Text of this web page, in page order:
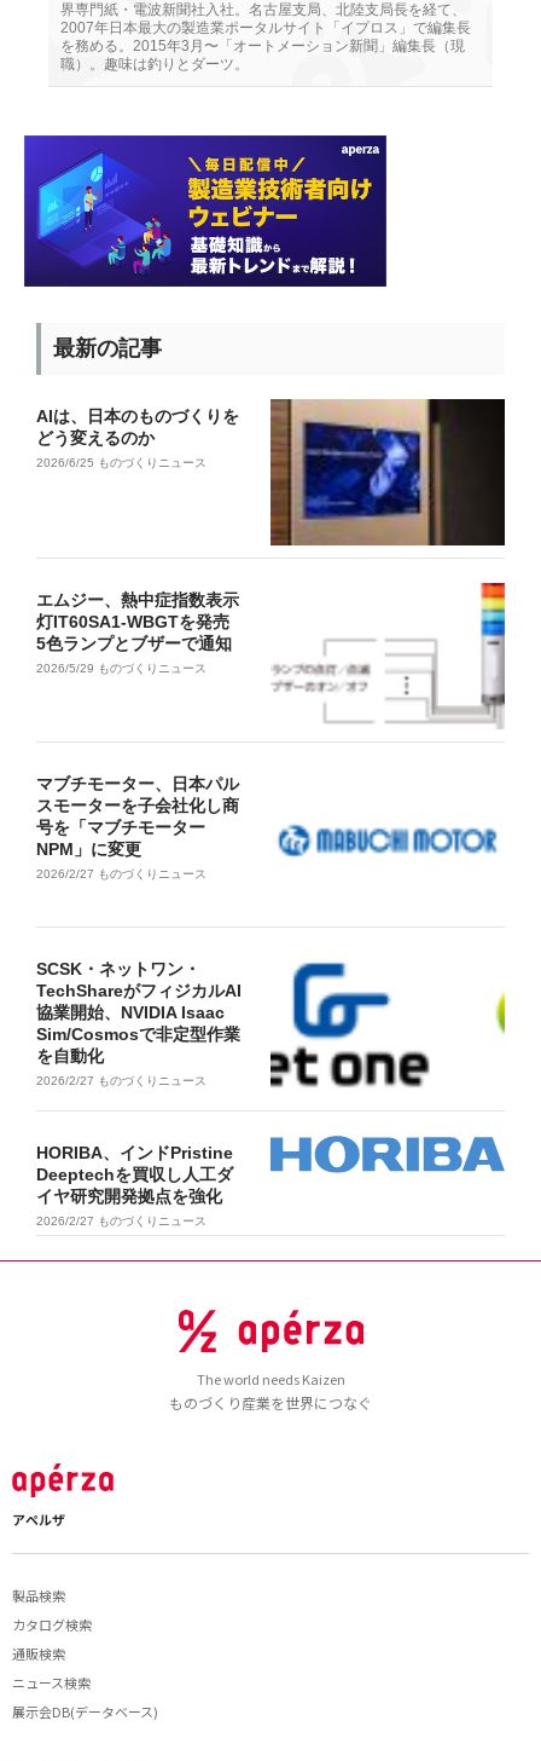
界専門紙・電波新聞社入社。名古屋支局、北陸支局長を経て、
2007年日本最大の製造業ポータルサイト「イプロス」で編集長
を務める。2015年3月〜「オートメーション新聞」編集長（現
職）。趣味は釣りとダーツ。
最新の記事
AIは、日本のものづくりを
どう変えるのか
2026/6/25 ものづくりニュース
エムジー、熱中症指数表示
灯IT60SA1-WBGTを発売
5色ランプとブザーで通知
2026/5/29 ものづくりニュース
マブチモーター、日本パル
スモーターを子会社化し商
号を「マブチモーター
NPM」に変更
2026/2/27 ものづくりニュース
SCSK・ネットワン・
TechShareがフィジカルAI
協業開始、NVIDIA Isaac
Sim/Cosmosで非定型作業
を自動化
2026/2/27 ものづくりニュース
HORIBA、インドPristine
Deeptechを買収し人工ダ
イヤ研究開発拠点を強化
2026/2/27 ものづくりニュース
The world needs Kaizen
ものづくり産業を世界につなぐ
アペルザ
製品検索
カタログ検索
通販検索
ニュース検索
展示会DB(データベース)